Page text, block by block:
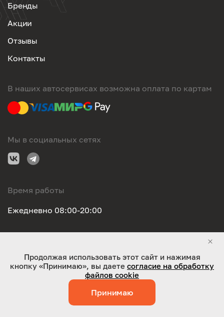
Бренды
Акции
Отзывы
Контакты
В наших автосервисах возможна оплата по картам
Мы в социальных сетях
Время работы
Ежедневно 08:00-20:00
ООО "Оригинал-сервис". Все права защищены 2026
Работает на технологиях:Jaky
Продолжая использовать этот сайт и нажимая
кнопку «Принимаю», вы даете согласие на обработку
файлов cookie
Принимаю